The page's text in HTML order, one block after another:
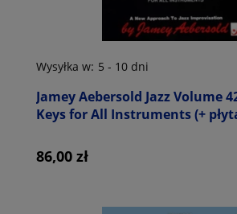
Jamey Aebersold Jazz Volume
Keys for All Instruments (+
Wysyłka w: 5 - 10 dni
86,00 zł